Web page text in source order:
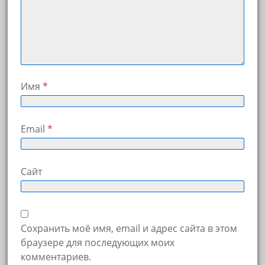
Имя *
Email *
Сайт
Сохранить моё имя, email и адрес сайта в этом
браузере для последующих моих
комментариев.